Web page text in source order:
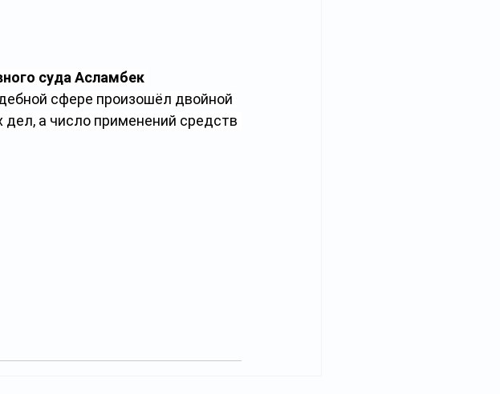
суда Асламбек
сфере произошёл двойной
а число применений средств